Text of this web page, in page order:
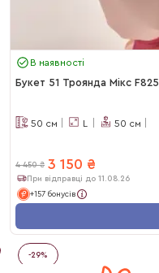
В наявності
Букет 51 Троянда Мікс F825
50 см L 50 см
4 450 ₴ 3 150 ₴
При відправці до 11.08.26
+157 бонусів
-29%